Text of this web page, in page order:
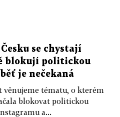
se chystají
blokují politickou
je nečekaná
věnujeme tématu, o kterém
blokovat politickou
a...